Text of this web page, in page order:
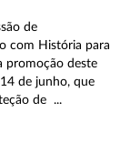
de
com História para
promoção deste
de junho, que
de ...